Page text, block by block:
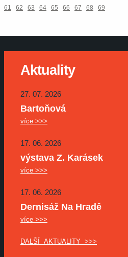
61 62 63 64 65 66 67 68
69
Aktuality
27. 07. 2026
Bartoňová
více >>>
17. 06. 2026
výstava Z. Karásek
více >>>
17. 06. 2026
Dernisáž Na Hradě
více >>>
DALŠÍ AKTUALITY >>>